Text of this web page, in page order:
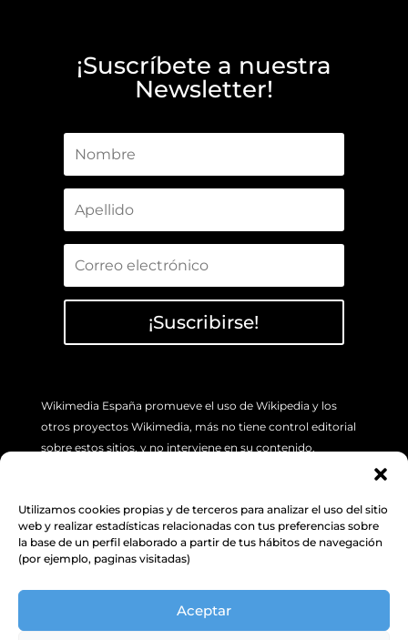
Utilizamos cookies propias y de terceros para analizar el uso del sitio
web y realizar estadísticas relacionadas con tus preferencias sobre
la base de un perfil elaborado a partir de tus hábitos de navegación
(por ejemplo, paginas visitadas)
Aceptar
¡Suscríbete a nuestra
Newsletter!
¡Suscribirse!
Wikimedia España promueve el uso de Wikipedia y los
otros proyectos Wikimedia, más no tiene control editorial
sobre estos sitios, y no interviene en su contenido.
favor utilice la pestaña de “Discusión”, ubicada en la parte
superior izquierda de cada artículo. Además, le sugerimos
revisar la siguienteINFORMACIÓN.
Política de Protección de datos y